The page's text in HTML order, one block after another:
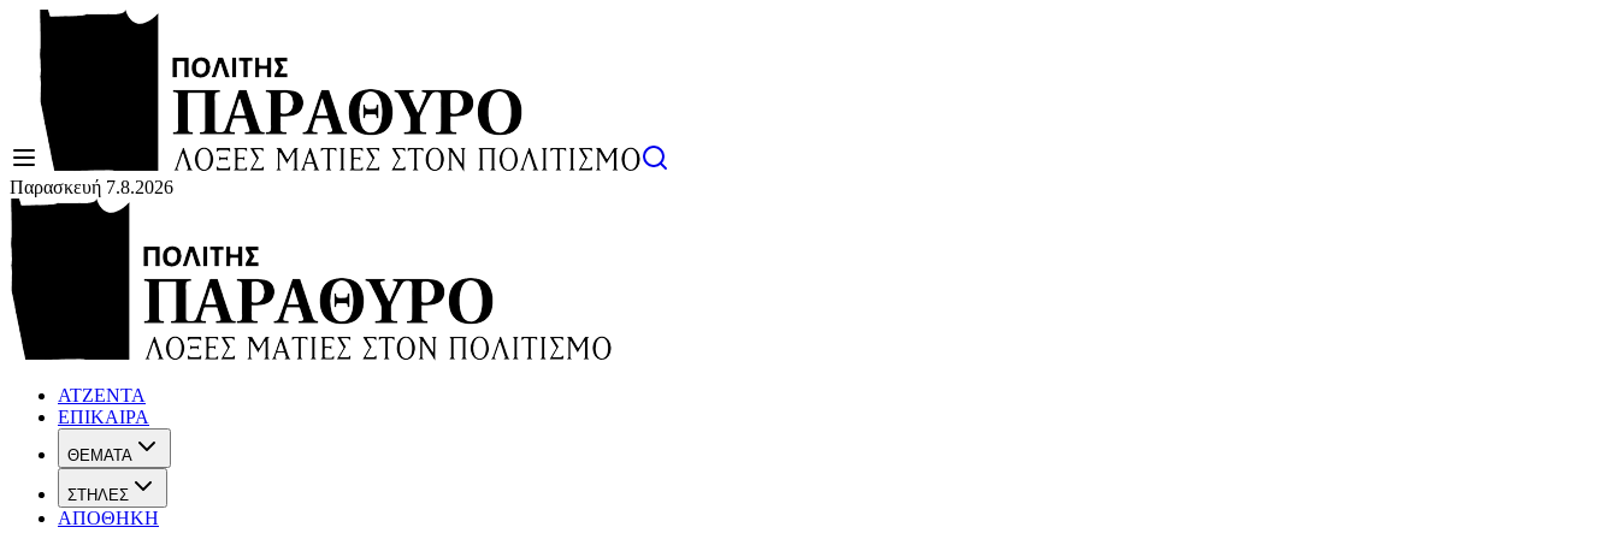
Παρασκευή 7.8.2026
ΑΤΖΕΝΤΑ
ΕΠΙΚΑΙΡΑ
ΘΕΜΑΤΑ
ΣΤΗΛΕΣ
ΑΠΟΘΗΚΗ